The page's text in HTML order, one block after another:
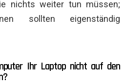
nichts weiter tun müssen;
sollten eigenständig
Ihr Laptop nicht auf den